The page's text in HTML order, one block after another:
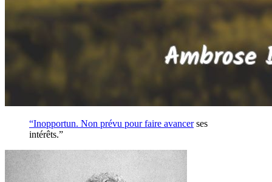
“Inopportun. Non prévu pour faire avancerses
intérêts.”